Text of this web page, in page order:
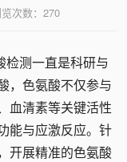
次数：270
检测一直是科研与
，色氨酸不仅参与
血清素等关键活性
能与应激反应。针
开展精准的色氨酸